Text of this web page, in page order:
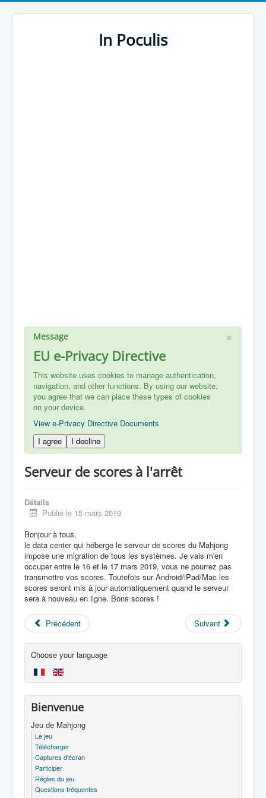
In Poculis
×
Message
EU e-Privacy Directive
This website uses cookies to manage authentication,
navigation, and other functions. By using our website,
you agree that we can place these types of cookies
on your device.
View e-Privacy Directive Documents
I agree
I decline
Serveur de scores à l'arrêt
Détails
Publié le 15 mars 2019
Bonjour à tous,
le data center qui héberge le serveur de scores du Mahjong
impose une migration de tous les systèmes. Je vais m'en
occuper entre le 16 et le 17 mars 2019, vous ne pourrez pas
transmettre vos scores. Toutefois sur Android/iPad/Mac les
scores seront mis à jour automatiquement quand le serveur
sera à nouveau en ligne. Bons scores !
Précédent Suivant
Choose your language
Bienvenue
Jeu de Mahjong
Le jeu
Télécharger
Captures d'écran
Participer
Règles du jeu
Questions fréquentes